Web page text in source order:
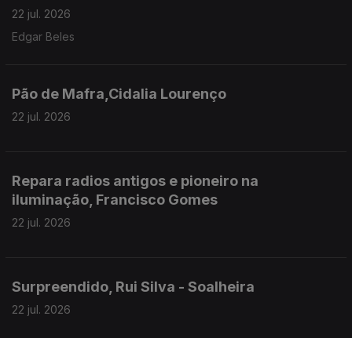
22 jul. 2026
Edgar Beles
Pão de Mafra,Cidalia Lourenço
22 jul. 2026
Repara radios antigos e pioneiro na
iluminação, Francisco Gomes
22 jul. 2026
Surpreendido, Rui Silva - Soalheira
22 jul. 2026